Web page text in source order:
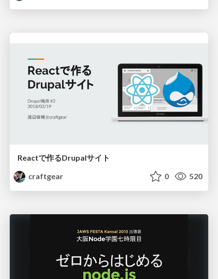
Reactで作るDrupalサイト
craftgear
0 520